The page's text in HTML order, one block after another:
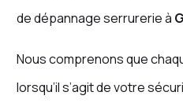
de dépannage serrurerie à
Nous comprenons que
lorsqu’il s’agit de votre